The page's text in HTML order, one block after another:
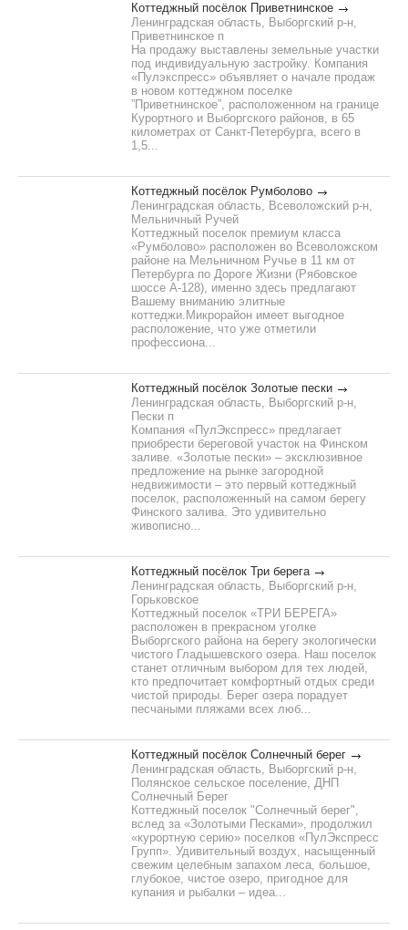
Коттеджный посёлок Приветнинское
Ленинградская область, Выборгский р-н,
Приветнинское п
На продажу выставлены земельные участки
под индивидуальную застройку. Компания
«Пулэкспресс» объявляет о начале продаж
в новом коттеджном поселке
”Приветнинское”, расположенном на границе
Курортного и Выборгского районов, в 65
километрах от Санкт-Петербурга, всего в
1,5...
Коттеджный посёлок Румболово
Ленинградская область, Всеволожский р-н,
Мельничный Ручей
Коттеджный поселок премиум класса
«Румболово» расположен во Всеволожском
районе на Мельничном Ручье в 11 км от
Петербурга по Дороге Жизни (Рябовское
шоссе А-128), именно здесь предлагают
Вашему вниманию элитные
коттеджи.Микрорайон имеет выгодное
расположение, что уже отметили
профессиона...
Коттеджный посёлок Золотые пески
Ленинградская область, Выборгский р-н,
Пески п
Компания «ПулЭкспресс» предлагает
приобрести береговой участок на Финском
заливе. «Золотые пески» – эксклюзивное
предложение на рынке загородной
недвижимости – это первый коттеджный
поселок, расположенный на самом берегу
Финского залива. Это удивительно
живописно...
Коттеджный посёлок Три берега
Ленинградская область, Выборгский р-н,
Горьковское
Коттеджный поселок «ТРИ БЕРЕГА»
расположен в прекрасном уголке
Выборгского района на берегу экологически
чистого Гладышевского озера. Наш поселок
станет отличным выбором для тех людей,
кто предпочитает комфортный отдых среди
чистой природы. Берег озера порадует
песчаными пляжами всех люб...
Коттеджный посёлок Солнечный берег
Ленинградская область, Выборгский р-н,
Полянское сельское поселение, ДНП
Солнечный Берег
Коттеджный поселок "Солнечный берег",
вслед за «Золотыми Песками», продолжил
«курортную серию» поселков «ПулЭкспресс
Групп». Удивительный воздух, насыщенный
свежим целебным запахом леса, большое,
глубокое, чистое озеро, пригодное для
купания и рыбалки – идеа...